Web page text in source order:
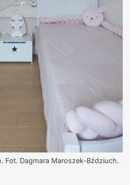
Fot. Dagmara Maroszek-Bździuch.